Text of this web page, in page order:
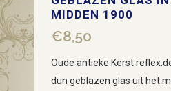
MIDDEN 1900
€8,50
Oude antieke Kerst
dun geblazen glas uit het